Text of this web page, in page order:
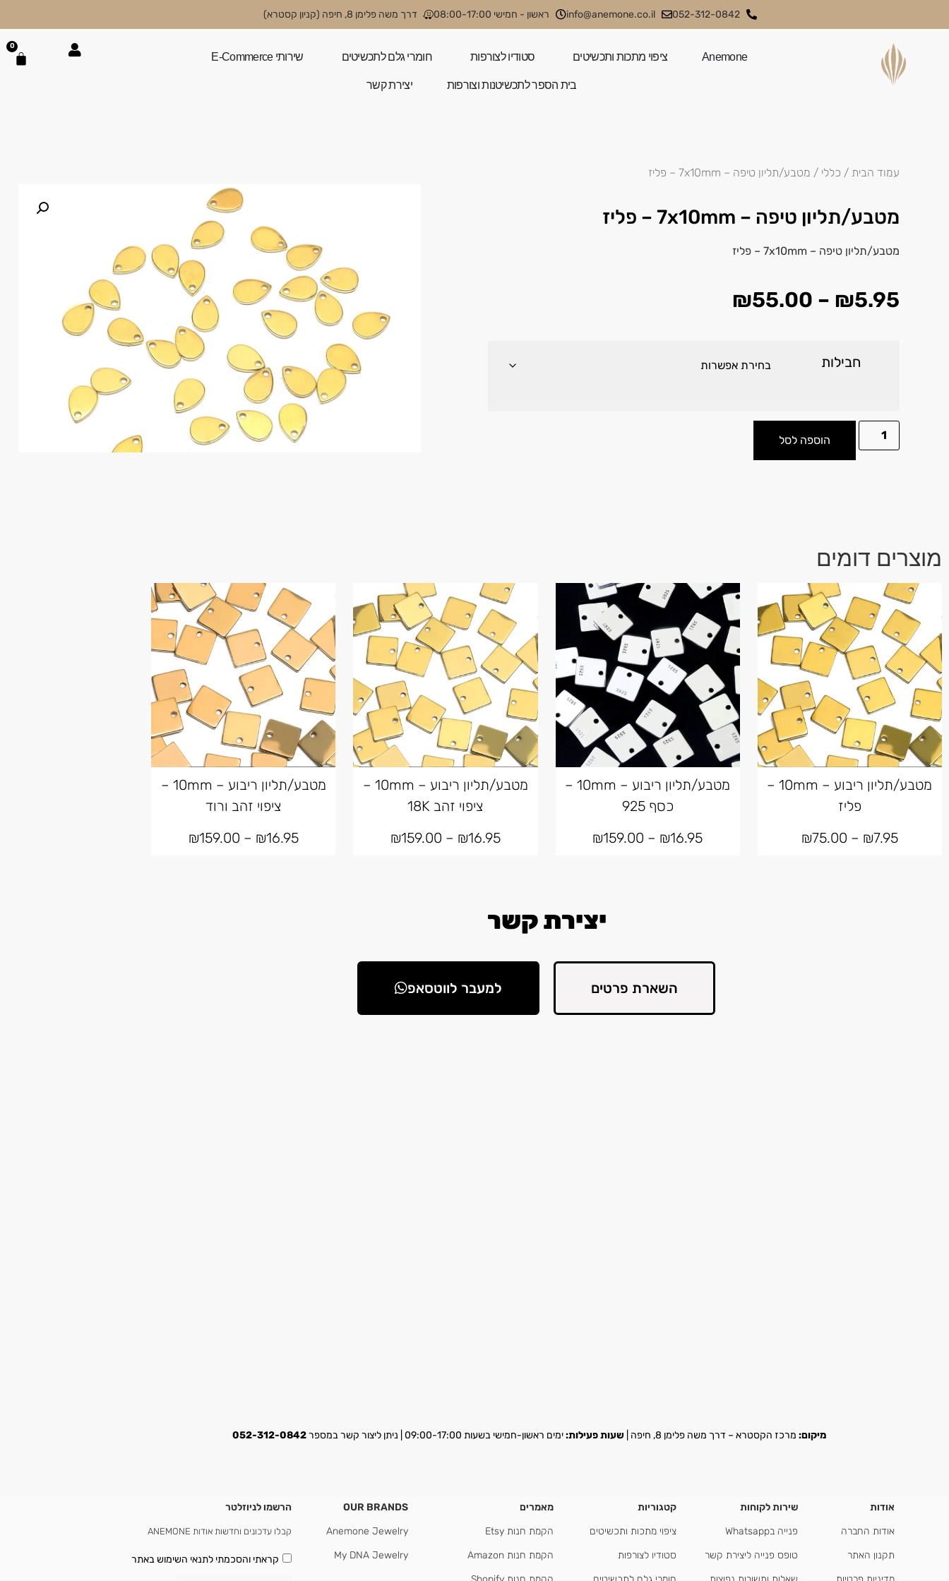
052-312-0842
info@anemone.co.il ראשון - חמישי 08:00-17:00 דרך משה פלימן 8, חיפה (קניון קסטרא)
Anemone ציפוי מתכות ותכשיטים סטודיו לצורפות חומרי גלם לתכשיטים שירותי E-Commerce
בית הספר לתכשיטנות וצורפות יצירת קשר
0
עמוד הבית / כללי / מטבע/תליון טיפה – 7x10mm – פליז
מטבע/תליון טיפה – 7x10mm – פליז
מטבע/תליון טיפה – 7x10mm – פליז
₪5.95
–
₪55.00
חבילות
הוספה לסל
מוצרים דומים
מטבע/תליון ריבוע – 10mm –
פליז
₪7.95
–
₪75.00
מטבע/תליון ריבוע – 10mm –
כסף 925
₪16.95
–
₪159.00
מטבע/תליון ריבוע – 10mm –
ציפוי זהב 18K
₪16.95
–
₪159.00
מטבע/תליון ריבוע – 10mm –
ציפוי זהב ורוד
₪16.95
–
₪159.00
יצירת קשר
השארת פרטים למעבר לווטסאפ
מיקום: מרכז הקסטרא – דרך משה פלימן 8, חיפה | שעות פעילות:ימים ראשון-חמישי בשעות 09:00-17:00 | ניתן ליצור קשר במספר 052-312-0842
אודות
אודות החברה
תקנון האתר
שירות לקוחות
פנייה בWhatsapp
טופס פנייה ליצירת קשר
קטגוריות
ציפוי מתכות ותכשיטים
סטודיו לצורפות
מאמרים
הקמת חנות Etsy
הקמת חנות Amazon
OUR BRANDS
Anemone Jewelry
My DNA Jewelry
הרשמו לניוזלטר
קבלו עדכונים וחדשות אודות ANEMONE
קראתי והסכמתילתנאי השימוש באתר